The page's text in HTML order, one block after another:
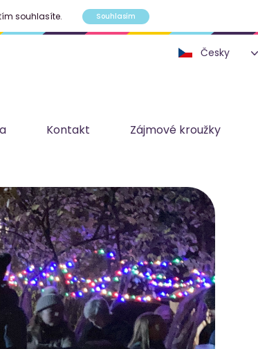
Kontakt Zájmové kroužky
souhlasíte. Souhlasím